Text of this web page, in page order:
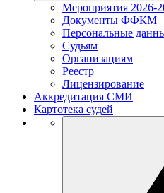
Мероприятия 2026-
Документы ФФКМ
Персональные
Судьям
Организациям
Реестр
Лицензирование
Аккредитация СМИ
Картотека судей